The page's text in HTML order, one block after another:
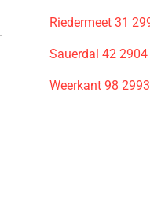
Riedermeet 31
Sauerdal 42
Weerkant 98